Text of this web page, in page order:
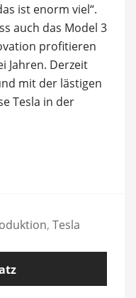
ist enorm viel“.
auch das Model 3
profitieren
Jahren. Derzeit
mit der lästigen
Tesla in der
, Tesla